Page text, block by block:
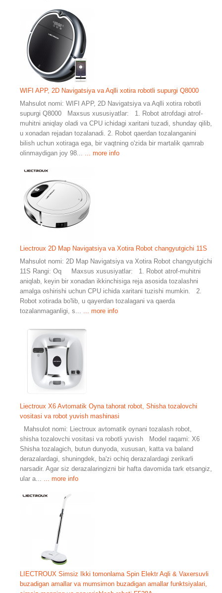
WIFI APP, 2D Navigatsiya va Aqlli xotira robotli supurgi Q8000
Mahsulot nomi: WIFI APP, 2D Navigatsiya va Aqlli xotira robotli
supurgi Q8000 Maxsus xususiyatlar: 1. Robot atrofdagi atrof-
muhitni aniqlay oladi va CPU ichidagi xaritani tuzadi, shunday qilib,
u xonadan rejadan tozalanadi. 2. Robot qaerdan tozalanganini
bilish uchun xotiraga ega, bir vaqtning o'zida bir martalik qamrab
olinmaydigan joy 98...
... more info
Liectroux 2D Map Navigatsiya va Xotira Robot changyutgichi 11S
Mahsulot nomi: 2D Map Navigatsiya va Xotira Robot changyutgichi
11S Rangi: Oq Maxsus xususiyatlar: 1. Robot atrof-muhitni
aniqlab, keyin bir xonadan ikkinchisiga reja asosida tozalashni
amalga oshirishi uchun CPU ichida xaritani tuzishi mumkin. 2.
Robot xotirada bo'lib, u qayerdan tozalagani va qaerda
tozalanmaganligi, s...
... more info
Liectroux X6 Avtomatik Oyna tahorat robot, Shisha tozalovchi
vositasi va robot yuvish mashinasi
Mahsulot nomi: Liectroux avtomatik oynani tozalash robot,
shisha tozalovchi vositasi va robotli yuvish Model raqami: X6
Shisha tozalagich, butun dunyoda, xususan, katta va baland
derazalardagi, shuningdek, ba'zi ochiq derazalardagi zerikarli
narsadir. Agar siz derazalaringizni bir hafta davomida tark etsangiz,
ular a...
... more info
LIECTROUX Simsiz Ikki tomonlama Spin Elektr Aqli & Vaxersuvli
buzadigan amallar va mumsimon buzadigan amallar funktsiyalari,